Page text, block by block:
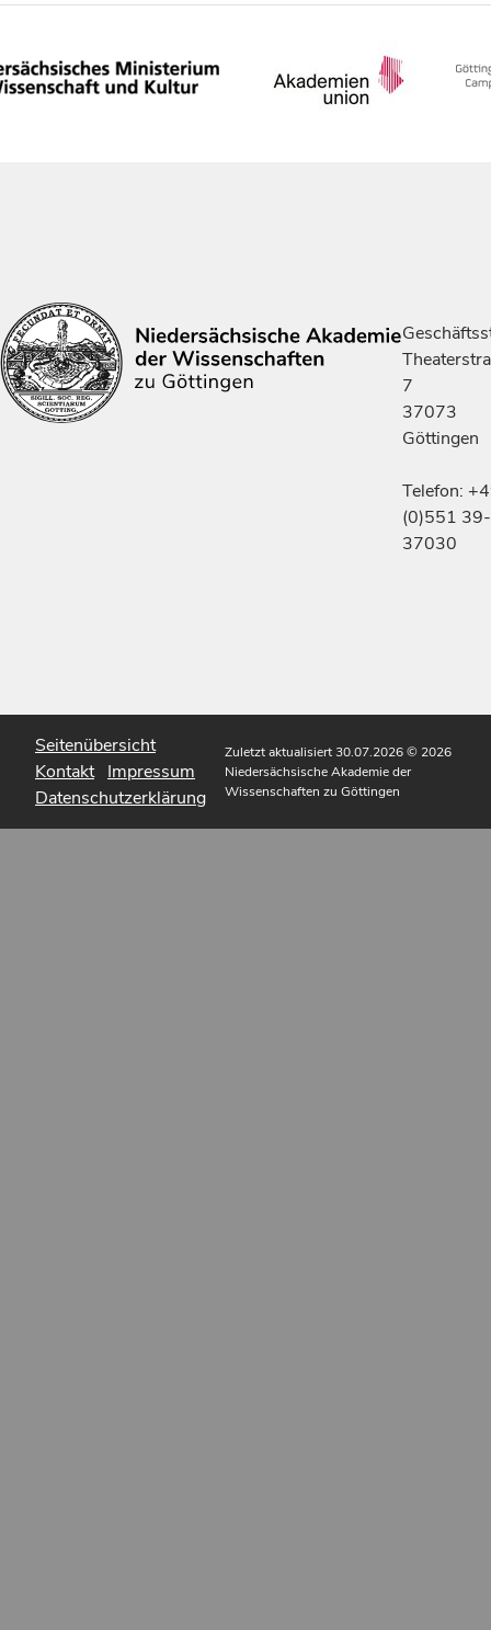
7
37073
Göttingen
Telefon:
(0)551 39-
37030
Seitenübersicht
Kontakt Impressum
Datenschutzerklärung
Zuletzt aktualisiert 30.07.2026© 2026
Niedersächsische Akademie der
Wissenschaften zu Göttingen